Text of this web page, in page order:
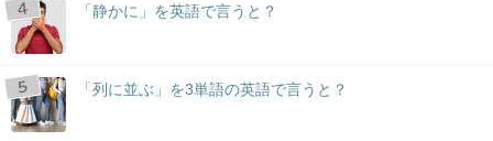
「静かに」を英語で言うと？
「列に並ぶ」を3単語の英語で言うと？